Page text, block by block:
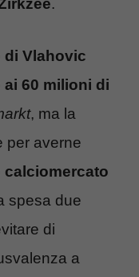
.
di Vlahovic
60 milioni di
, ma la
per averne
calciomercato
spesa due
di
a